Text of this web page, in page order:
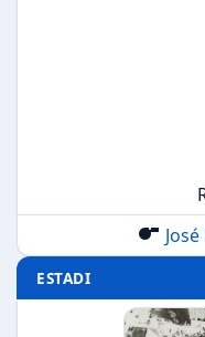
ESTADI